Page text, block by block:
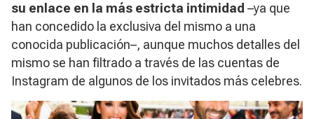
su enlace en la más estricta intimidad –ya que
han concedido la exclusiva del mismo a una
conocida publicación–, aunque muchos detalles del
mismo se han filtrado a través de las cuentas de
Instagram de algunos de los invitados más celebres.